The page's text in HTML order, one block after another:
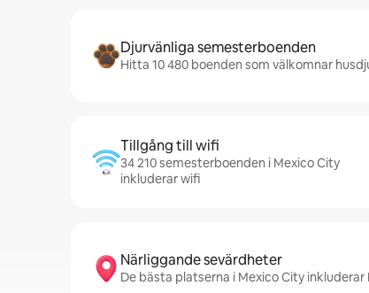
Djurvänliga semesterboenden
Hitta 10 480 boenden som välkomnar
Tillgång till wifi
34 210 semesterboenden i Mexico City
inkluderar wifi
Närliggande sevärdheter
De bästa platserna i Mexico City